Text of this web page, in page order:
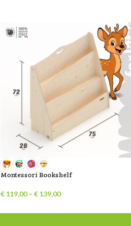
Montessori Bookshelf
€ 119,00 – € 139,00